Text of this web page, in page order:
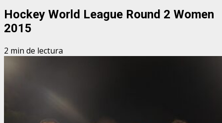
Hockey World League Round 2 Women
2015
2 min de lectura